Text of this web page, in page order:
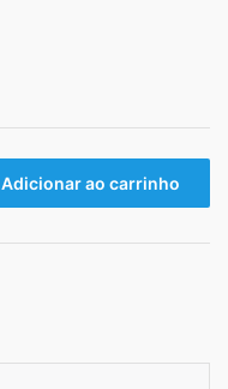
Adicionar ao carrinho